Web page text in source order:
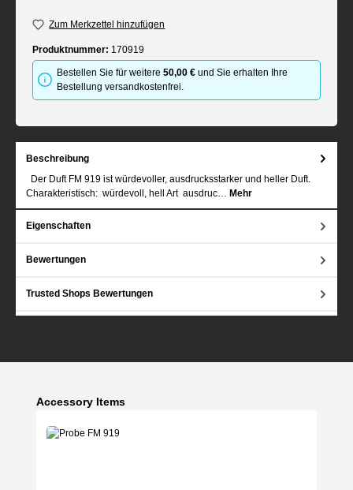
Zum Merkzettel hinzufügen
Produktnummer: 170919
Bestellen Sie für weitere50,00 € und Sie erhalten Ihre
Bestellung versandkostenfrei.
Beschreibung
Der Duft FM 919 ist würdevoller, ausdrucksstarker und heller Duft.
Charakteristisch: würdevoll, hell Art ausdruc… Mehr
Eigenschaften
Bewertungen
Trusted Shops Bewertungen
Produktgalerie überspringen
Accessory Items